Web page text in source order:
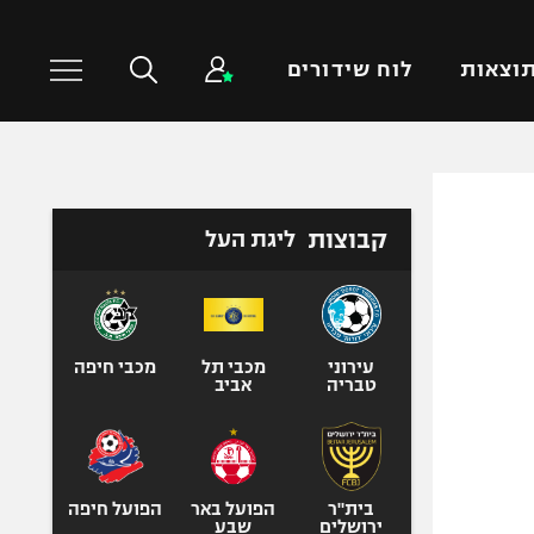
תוצאות לוח שידורים
טניס
כדורעף
ספורט אולימפי
קבוצות ליגת העל
עירוני
טבריה
מכבי תל
אביב
מכבי חיפה
בית"ר
ירושלים
הפועל באר
שבע
הפועל חיפה